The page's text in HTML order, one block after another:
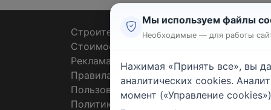
Строительные тендеры
Стоимость работ
Реклама
Правила
Пользовательское соглашение
Политика конфиденциальности
Мы используем файлы
Необходимые — для работы
Нажимая «Принять все», вы
аналитических cookies.
момент («Управление